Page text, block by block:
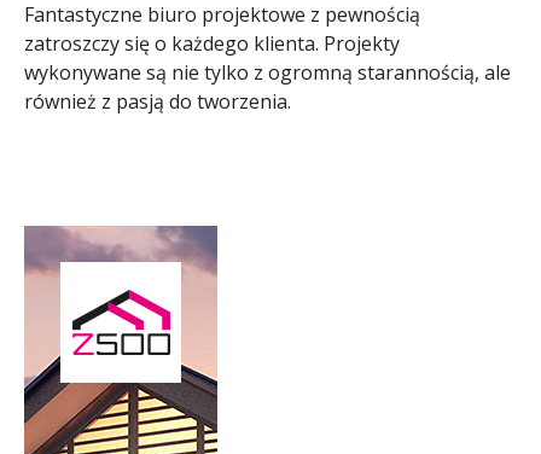
Fantastyczne biuro projektowe z pewnością
zatroszczy się o każdego klienta. Projekty
wykonywane są nie tylko z ogromną starannością, ale
również z pasją do tworzenia.